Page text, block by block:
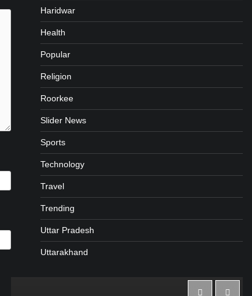
Haridwar
Health
Popular
Religion
Roorkee
Slider News
Sports
Technology
Travel
Trending
Uttar Pradesh
Uttarakhand